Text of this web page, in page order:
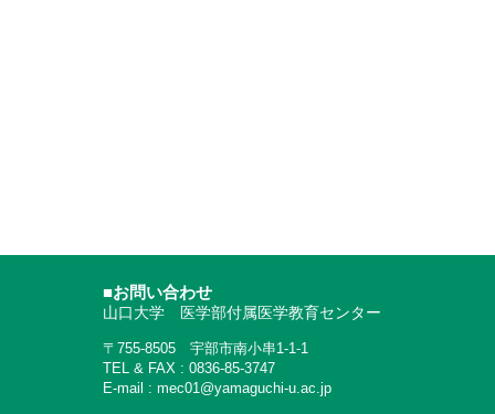
■お問い合わせ
山口大学 医学部付属医学教育センター
〒755-8505 宇部市南小串1-1-1
TEL & FAX : 0836-85-3747
E-mail : mec01@yamaguchi-u.ac.jp